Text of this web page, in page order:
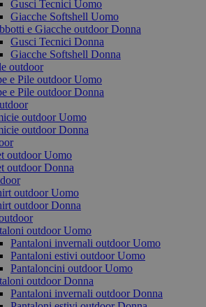
Gusci Tecnici Uomo
Giacche Softshell Uomo
e Giacche outdoor Donna
Gusci Tecnici Donna
Giacche Softshell Donna
outdoor
e Pile outdoor Uomo
e Pile outdoor Donna
outdoor Uomo
outdoor Donna
outdoor Uomo
outdoor Donna
outdoor Uomo
outdoor Donna
outdoor Uomo
Pantaloni invernali outdoor Uomo
Pantaloni estivi outdoor Uomo
Pantaloncini outdoor Uomo
outdoor Donna
Pantaloni invernali outdoor Donna